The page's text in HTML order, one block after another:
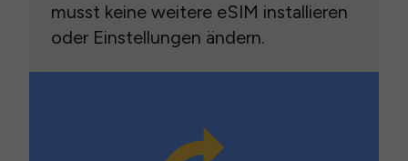
musst keine weitere eSIM installieren
oder Einstellungen ändern.